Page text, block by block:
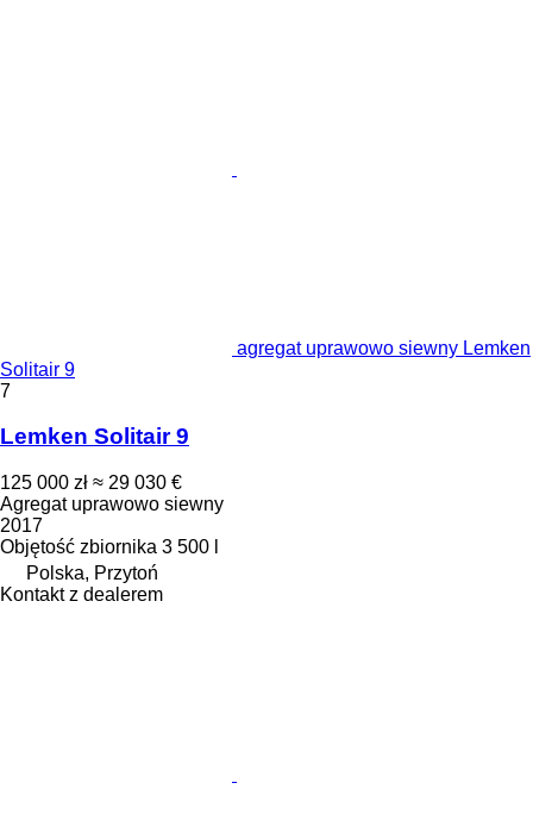
agregat uprawowo siewny Lemken
Solitair 9
7
Lemken Solitair 9
125 000 zł ≈ 29 030 €
Agregat uprawowo siewny
2017
Objętość zbiornika 3 500 l
Polska, Przytoń
Kontakt z dealerem